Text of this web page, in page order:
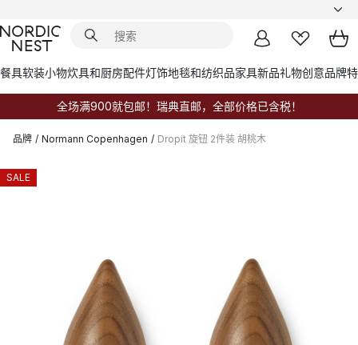
餐具软装小物炊具和厨房配件灯饰地毯和纺织品家具新品礼物创意品牌
全场满900就包邮！瑞典直邮，全部价格已含税！
品牌 / Normann Copenhagen / Dropit 旋钮 2件装 胡桃木
SALE